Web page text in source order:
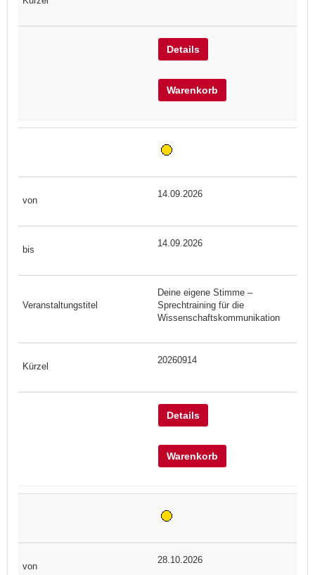
Details
Warenkorb
14.09.2026
14.09.2026
Deine eigene Stimme –
Sprechtraining für die
Wissenschaftskommunikation
20260914
Details
Warenkorb
28.10.2026